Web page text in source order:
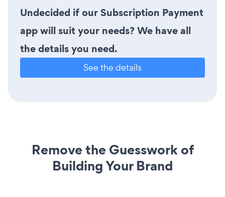
Undecided if our Subscription Payment
app will suit your needs? We have all
the details you need.
See the details
Remove the Guesswork of
Building Your Brand